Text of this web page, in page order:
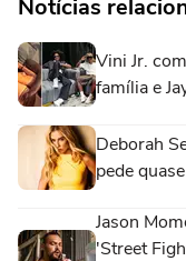
Notícias
Vini Jr.
família e
Deborah
pede
Jason
'Street